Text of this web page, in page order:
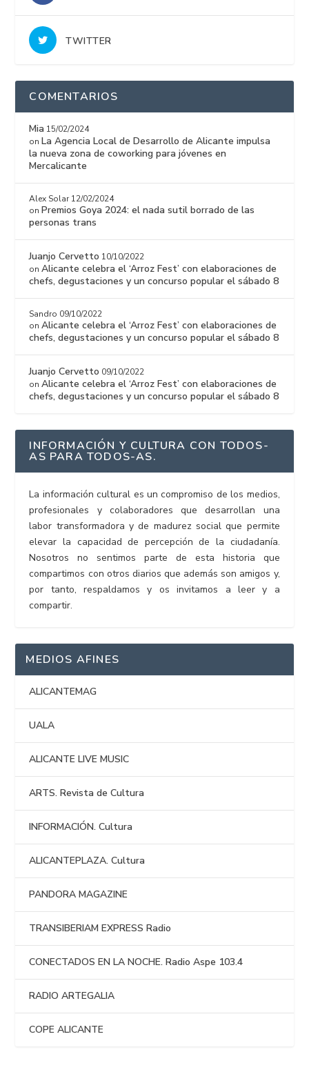
TWITTER
COMENTARIOS
Mia 15/02/2024
onLa Agencia Local de Desarrollo de Alicante impulsa
la nueva zona de coworking para jóvenes en
Mercalicante
Alex Solar 12/02/2024
onPremios Goya 2024: el nada sutil borrado de las
personas trans
Juanjo Cervetto 10/10/2022
onAlicante celebra el ‘Arroz Fest’ con elaboraciones de
chefs, degustaciones y un concurso popular el sábado 8
Sandro 09/10/2022
onAlicante celebra el ‘Arroz Fest’ con elaboraciones de
chefs, degustaciones y un concurso popular el sábado 8
Juanjo Cervetto 09/10/2022
onAlicante celebra el ‘Arroz Fest’ con elaboraciones de
chefs, degustaciones y un concurso popular el sábado 8
INFORMACIÓN Y CULTURA CON TODOS-
AS PARA TODOS-AS.
La información cultural es un compromiso de los medios,
profesionales y colaboradores que desarrollan una
labor transformadora y de madurez social que permite
elevar la capacidad de percepción de la ciudadanía.
Nosotros no sentimos parte de esta historia que
compartimos con otros diarios que además son amigos y,
por tanto, respaldamos y os invitamos a leer y a
compartir.
MEDIOS AFINES
ALICANTEMAG
UALA
ALICANTE LIVE MUSIC
ARTS. Revista de Cultura
INFORMACIÓN. Cultura
ALICANTEPLAZA. Cultura
PANDORA MAGAZINE
TRANSIBERIAM EXPRESS Radio
CONECTADOS EN LA NOCHE. Radio Aspe 103.4
RADIO ARTEGALIA
COPE ALICANTE